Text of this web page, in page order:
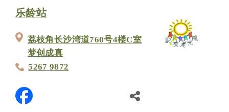
乐龄站
荔枝角长沙湾道760号4楼C室
梦创成真
5267 9872